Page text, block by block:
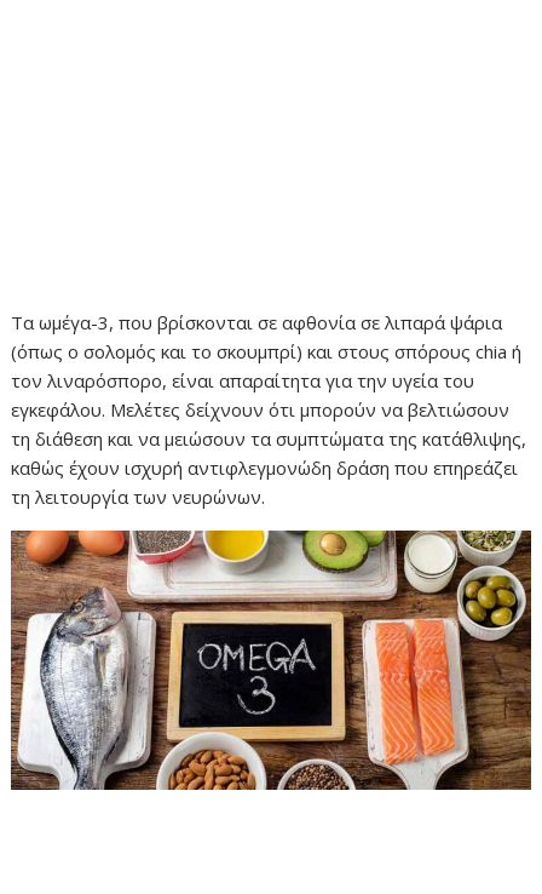
Τα ωμέγα-3, που βρίσκονται σε αφθονία σε λιπαρά ψάρια
(όπως ο σολομός και το σκουμπρί) και στους σπόρους chia ή
τον λιναρόσπορο, είναι απαραίτητα για την υγεία του
εγκεφάλου. Μελέτες δείχνουν ότι μπορούν να βελτιώσουν
τη διάθεση και να μειώσουν τα συμπτώματα της κατάθλιψης,
καθώς έχουν ισχυρή αντιφλεγμονώδη δράση που επηρεάζει
τη λειτουργία των νευρώνων.